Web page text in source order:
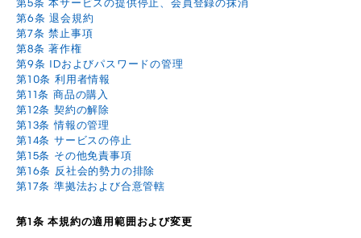
第5条 本サービスの提供停止、会員登録の抹消
第6条 退会規約
第7条 禁止事項
第8条 著作権
第9条 IDおよびパスワードの管理
第10条 利用者情報
第11条 商品の購入
第12条 契約の解除
第13条 情報の管理
第14条 サービスの停止
第15条 その他免責事項
第16条 反社会的勢力の排除
第17条 準拠法および合意管轄
第1条 本規約の適用範囲および変更